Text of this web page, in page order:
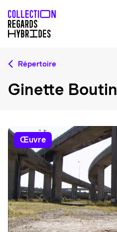
Répertoire
Ginette Boutin
œuvre